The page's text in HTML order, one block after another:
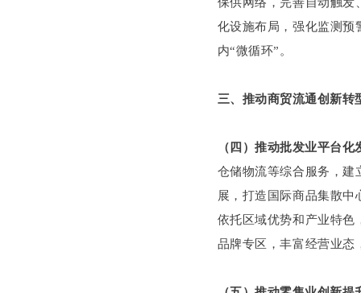
化设施布局，强化监测预
内“微循环”。
三、推动商贸流通创新转
（四）推动批发业平台化
仓储物流等综合服务，建
展，打造国际商品集散
依托区域优势和产业特色
品牌专区，丰富经营业态